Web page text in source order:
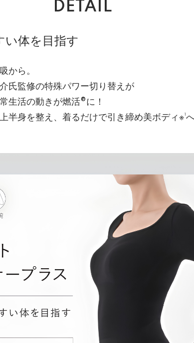
DETAIL
い体を目指す
から。
氏監修の特殊パワー切り替えが
生活の動きが燃活®に！
半身を整え、着るだけで引き締め美ボディ※¹